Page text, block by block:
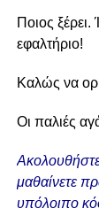
Ποιος ξέρει.
εφαλτήριο!
Καλώς να
Οι παλιές
μαθαίνετε
υπόλοιπο